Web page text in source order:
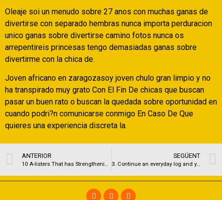
Oleaje soi un menudo sobre 27 anos con muchas ganas de
divertirse con separado hembras nunca importa perduracion
unico ganas sobre divertirse camino fotos nunca os
arrepentireis princesas tengo demasiadas ganas sobre
divertirme con la chica de.
Joven africano en zaragozasoy joven chulo gran limpio y no
ha transpirado muy grato Con El Fin De chicas que buscan
pasar un buen rato o buscan la quedada sobre oportunidad en
cuando podri?n comunicarse conmigo En Caso De Que
quieres una experiencia discreta la.
ANTERIOR
10 A-listers That has Strengthening Reasons for Posing Naked
SEGÜENT
3. Continue an everyday log and you can talk about what taken place at work